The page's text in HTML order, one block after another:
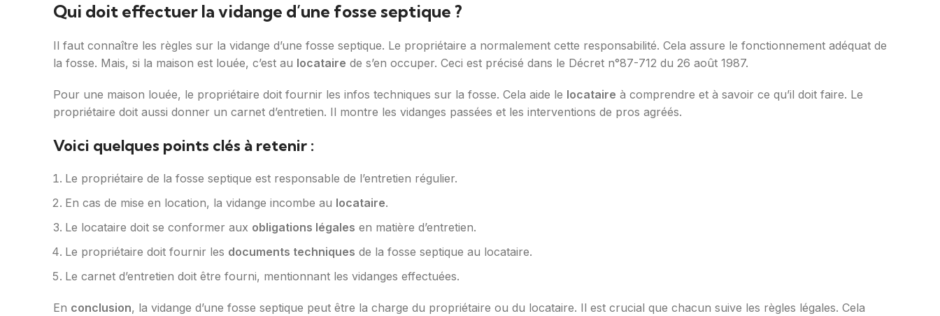
Qui doit effectuer la vidange d’une fosse septique ?
Il faut connaître les règles sur la vidange d’une fosse septique. Le propriétaire a normalement cette responsabilité. Cela assure le fonctionnement adéquat de
la fosse. Mais, si la maison est louée, c’est au locataire de s’en occuper. Ceci est précisé dans le Décret n°87-712 du 26 août 1987.
Pour une maison louée, le propriétaire doit fournir les infos techniques sur la fosse. Cela aide le locataire à comprendre et à savoir ce qu’il doit faire. Le
propriétaire doit aussi donner un carnet d’entretien. Il montre les vidanges passées et les interventions de pros agréés.
Voici quelques points clés à retenir :
Le propriétaire de la fosse septique est responsable de l’entretien régulier.
En cas de mise en location, la vidange incombe au locataire.
Le locataire doit se conformer aux obligations légales en matière d’entretien.
Le propriétaire doit fournir les documents techniques de la fosse septique au locataire.
Le carnet d’entretien doit être fourni, mentionnant les vidanges effectuées.
En conclusion, la vidange d’une fosse septique peut être la charge du propriétaire ou du locataire. Il est crucial que chacun suive les règles légales. Cela